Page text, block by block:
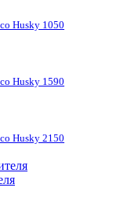
Husky 1050
Husky 1590
Husky 2150